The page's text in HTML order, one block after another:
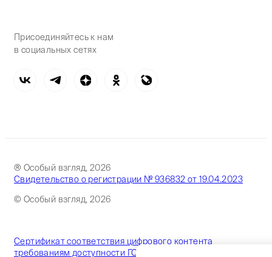
Присоединяйтесь к нам
в социальных сетях
® Особый взгляд, 2026
Свидетельство о регистрации № 936832 от 19.04.2023
© Особый взгляд, 2026
Сертификат соответствия цифрового контента
требованиям доступности ГОСТ